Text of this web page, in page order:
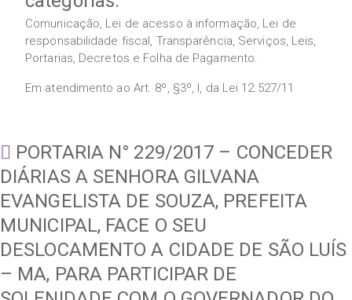
Comunicação, Lei de acesso à informação, Lei de
responsabilidade fiscal, Transparência, Serviços, Leis,
Portarias, Decretos e Folha de Pagamento.
Em atendimento ao Art. 8º, §3º, I, da Lei 12.527/11
PORTARIA N° 229/2017 – CONCEDER
DIÁRIAS A SENHORA GILVANA
EVANGELISTA DE SOUZA, PREFEITA
MUNICIPAL, FACE O SEU
DESLOCAMENTO A CIDADE DE SÃO LUÍS
– MA, PARA PARTICIPAR DE